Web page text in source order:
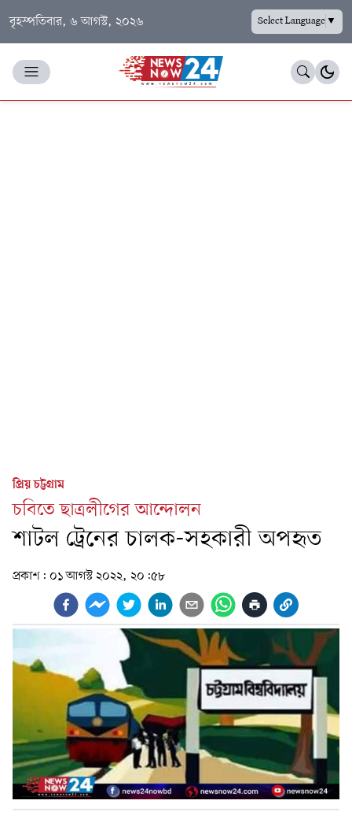
বৃহস্পতিবার, ৬ আগস্ট, ২০২৬ Select Language▼
প্রিয় চট্টগ্রাম
চবিতে ছাত্রলীগের আন্দোলন
শাটল ট্রেনের চালক-সহকারী অপহৃত
প্রকাশ: ০১ আগস্ট ২০২২, ২০:৫৮